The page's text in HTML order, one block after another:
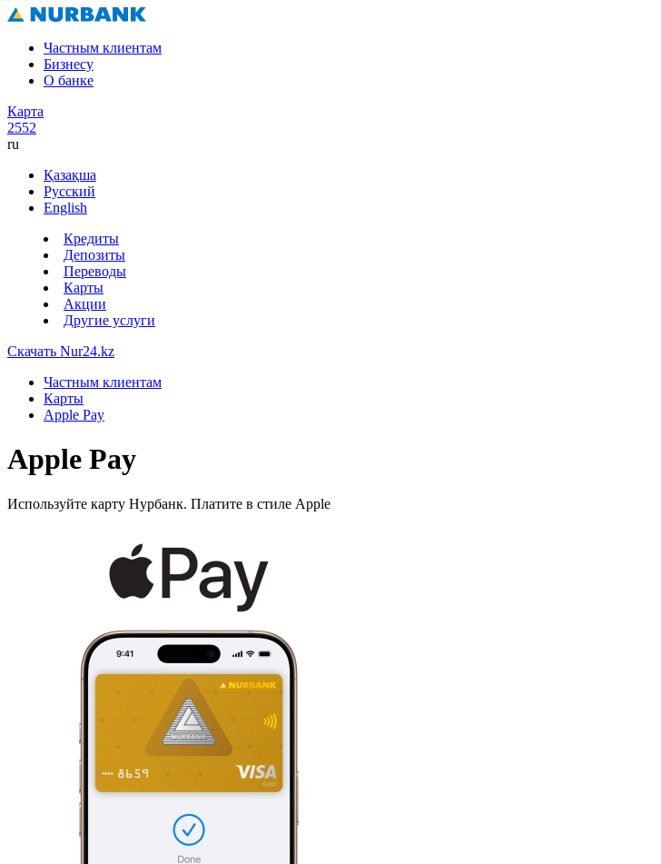
Частным клиентам
Бизнесу
О банке
Карта
2552
ru
Қазақша
Русский
English
Кредиты
Депозиты
Переводы
Карты
Акции
Другие услуги
Скачать Nur24.kz
Частным клиентам
Карты
Apple Pay
Apple Pay
Используйте карту Нурбанк. Платите в стиле Apple